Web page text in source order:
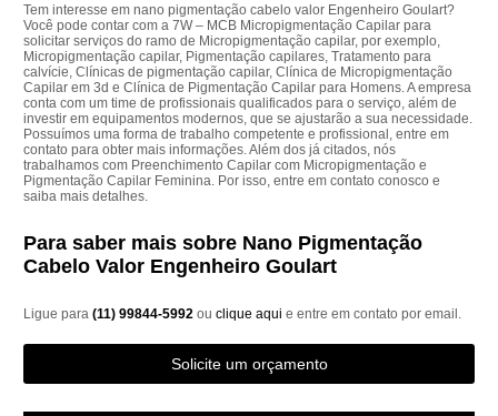
Tem interesse em nano pigmentação cabelo valor Engenheiro Goulart?
Você pode contar com a 7W – MCB Micropigmentação Capilar para
solicitar serviços do ramo de Micropigmentação capilar, por exemplo,
Micropigmentação capilar, Pigmentação capilares, Tratamento para
calvície, Clínicas de pigmentação capilar, Clínica de Micropigmentação
Capilar em 3d e Clínica de Pigmentação Capilar para Homens. A empresa
conta com um time de profissionais qualificados para o serviço, além de
investir em equipamentos modernos, que se ajustarão a sua necessidade.
Possuímos uma forma de trabalho competente e profissional, entre em
contato para obter mais informações. Além dos já citados, nós
trabalhamos com Preenchimento Capilar com Micropigmentação e
Pigmentação Capilar Feminina. Por isso, entre em contato conosco e
saiba mais detalhes.
Para saber mais sobre Nano Pigmentação
Cabelo Valor Engenheiro Goulart
Ligue para(11) 99844-5992ouclique aqui e entre em contato por email.
Solicite um orçamento